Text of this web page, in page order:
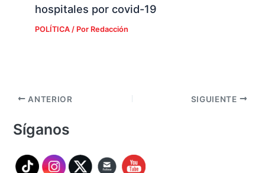
hospitales por covid-19
POLÍTICA/ Por Redacción
ANTERIOR SIGUIENTE
Síganos